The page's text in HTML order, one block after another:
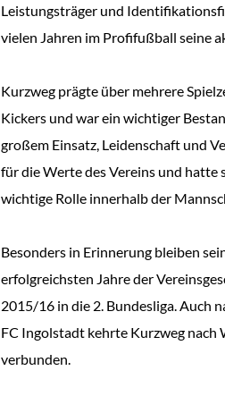
Leistungsträger und
vielen Jahren im Profifußball seine
Kurzweg prägte über mehrere
Kickers und war ein wichtiger
großem Einsatz, Leidenschaft und
für die Werte des Vereins und hatte
wichtige Rolle innerhalb der
Besonders in Erinnerung bleiben
erfolgreichsten Jahre der
2015/16 in die 2. Bundesliga. Auch
FC Ingolstadt kehrte Kurzweg nach
verbunden.